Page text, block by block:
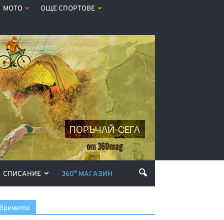
МОТО ОЩЕ СПОРТОВЕ
СПИСАНИЕ 360° МАГАЗИН